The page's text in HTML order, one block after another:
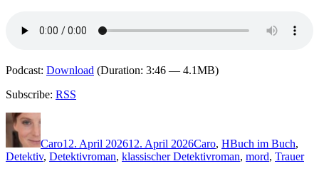
Podcast: Download (Duration: 3:46 — 4.1MB)
Subscribe: RSS
Autor
Caro12. April 202612. April 2026Caro, HBuch im Buch,
Detektiv, Detektivroman, klassischer Detektivroman, mord, Trauer